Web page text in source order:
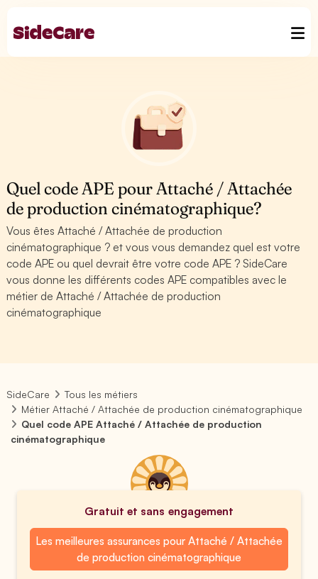
Quel code APE pour Attaché / Attachée
de production cinématographique?
Vous êtes Attaché / Attachée de production
cinématographique ? et vous vous demandez quel est votre
code APE ou quel devrait être votre code APE ? SideCare
vous donne les différents codes APE compatibles avec le
métier de Attaché / Attachée de production
cinématographique
SideCare
Tous les métiers
Métier Attaché / Attachée de production cinématographique
Quel code APE Attaché / Attachée de production
cinématographique
Gratuit et sans engagement
Les meilleures assurances pour Attaché / Attachée
de production cinématographique